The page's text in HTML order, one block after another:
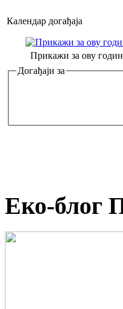
Календар догађаја
Прикажи за ову
Догађаји за
Еко-блог